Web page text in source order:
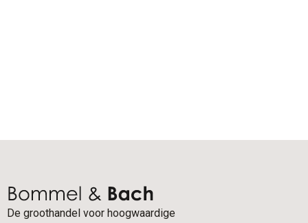
De groothandel voor hoogwaardige